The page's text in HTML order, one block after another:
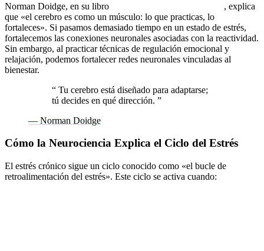
Norman Doidge, en su libro
, explica
que «el cerebro es como un músculo: lo que practicas, lo
fortaleces». Si pasamos demasiado tiempo en un estado de estrés,
fortalecemos las conexiones neuronales asociadas con la reactividad.
Sin embargo, al practicar técnicas de regulación emocional y
relajación, podemos fortalecer redes neuronales vinculadas al
bienestar.
“ Tu cerebro está diseñado para adaptarse;
tú decides en qué dirección. ”
— Norman Doidge
Cómo la Neurociencia Explica el Ciclo del Estrés
El estrés crónico sigue un ciclo conocido como «el bucle de
retroalimentación del estrés». Este ciclo se activa cuando: